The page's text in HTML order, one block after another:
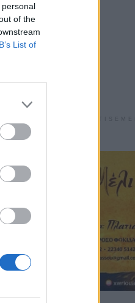
of the
List of